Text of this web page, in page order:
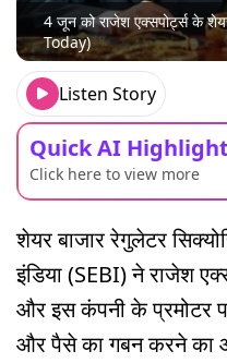
4 जून को राजेश एक्सपोर्ट्स के
Today)
Listen Story
Quick AI
Click here to view more
शेयर बाजार रेगुलेटर
इंडिया (SEBI) ने राजेश
और इस कंपनी के प्रमोटर
और पैसे का गबन करने का